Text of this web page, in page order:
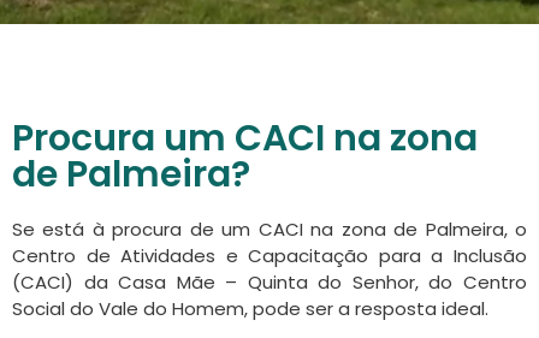
Procura um CACI na zona
de Palmeira?
Se está à procura de um CACI na zona de Palmeira, o
Centro de Atividades e Capacitação para a Inclusão
(CACI) da Casa Mãe – Quinta do Senhor, do Centro
Social do Vale do Homem, pode ser a resposta ideal.